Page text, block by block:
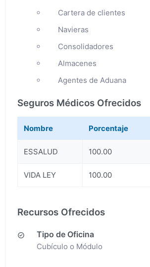
Cartera de clientes
Navieras
Consolidadores
Almacenes
Agentes de Aduana
Seguros Médicos Ofrecidos
Nombre Porcentaje
ESSALUD 100.00
VIDA LEY 100.00
Recursos Ofrecidos
Tipo de Oficina
Cubículo o Módulo